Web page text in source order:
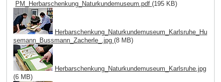
PM_Herbarschenkung_Naturkundemuseum.pdf (195 KB)
Herbarschenkung_Naturkundemuseum_Karlsruhe_Hu
semann_Bussmann_Zacherle_.jpg (8 MB)
Herbarschenkung_Naturkundemuseum_Karlsruhe.jpg
(6 MB)